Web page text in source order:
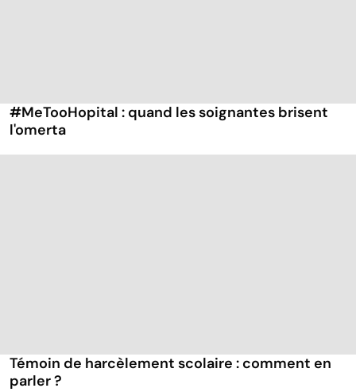
#MeTooHopital : quand les soignantes brisent
l'omerta
Témoin de harcèlement scolaire : comment en
parler ?